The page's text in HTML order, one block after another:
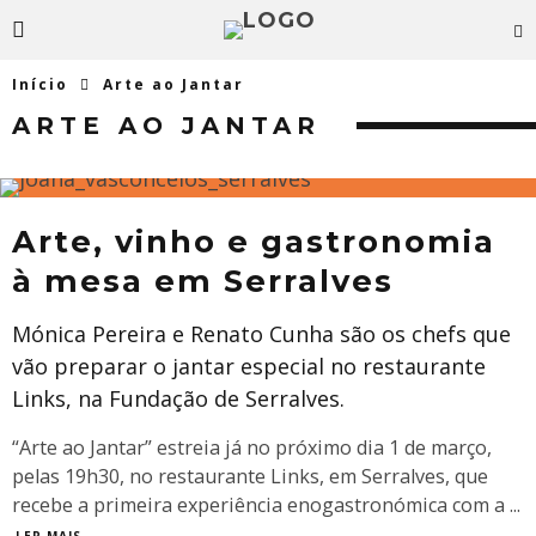
Início Arte ao Jantar
ARTE AO JANTAR
Arte, vinho e gastronomia
à mesa em Serralves
Mónica Pereira e Renato Cunha são os chefs que
vão preparar o jantar especial no restaurante
Links, na Fundação de Serralves.
“Arte ao Jantar” estreia já no próximo dia 1 de março,
pelas 19h30, no restaurante Links, em Serralves, que
recebe a primeira experiência enogastronómica com a ...